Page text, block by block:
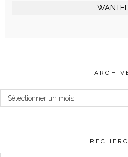
Archives